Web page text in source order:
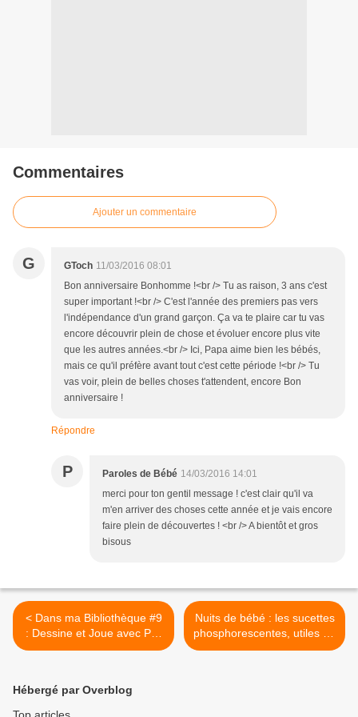
Commentaires
Ajouter un commentaire
G GToch 11/03/2016 08:01
Bon anniversaire Bonhomme !<br /> Tu as raison, 3 ans c'est
super important !<br /> C'est l'année des premiers pas vers
l'indépendance d'un grand garçon. Ça va te plaire car tu vas
encore découvrir plein de chose et évoluer encore plus vite
que les autres années.<br /> Ici, Papa aime bien les bébés,
mais ce qu'il préfère avant tout c'est cette période !<br /> Tu
vas voir, plein de belles choses t'attendent, encore Bon
anniversaire !
Répondre
P Paroles de Bébé 14/03/2016 14:01
merci pour ton gentil message ! c'est clair qu'il va
m'en arriver des choses cette année et je vais encore
faire plein de découvertes ! <br /> A bientôt et gros
bisous
< Dans ma Bibliothèque #9
: Dessine et Joue avec Poli
!
Nuits de bébé : les sucettes
phosphorescentes, utiles ou
pas ? >
Hébergé par Overblog